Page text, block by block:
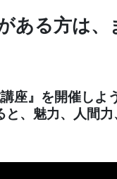
ある方は、
座』を開催しよ
、魅力、人間